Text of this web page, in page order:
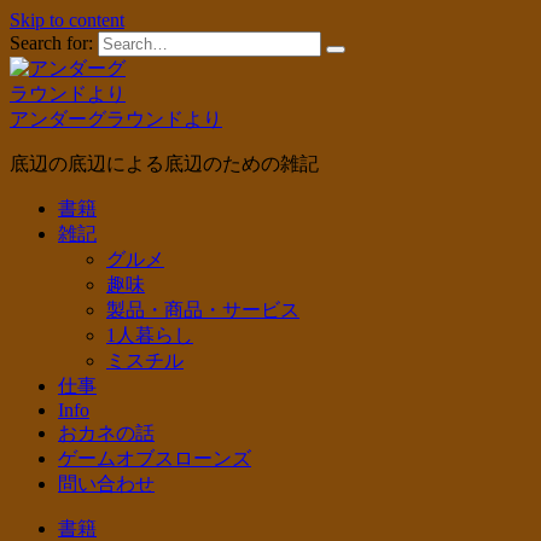
Skip to content
Search for:
アンダーグラウンドより
底辺の底辺による底辺のための雑記
書籍
雑記
グルメ
趣味
製品・商品・サービス
1人暮らし
ミスチル
仕事
Info
おカネの話
ゲームオブスローンズ
問い合わせ
書籍